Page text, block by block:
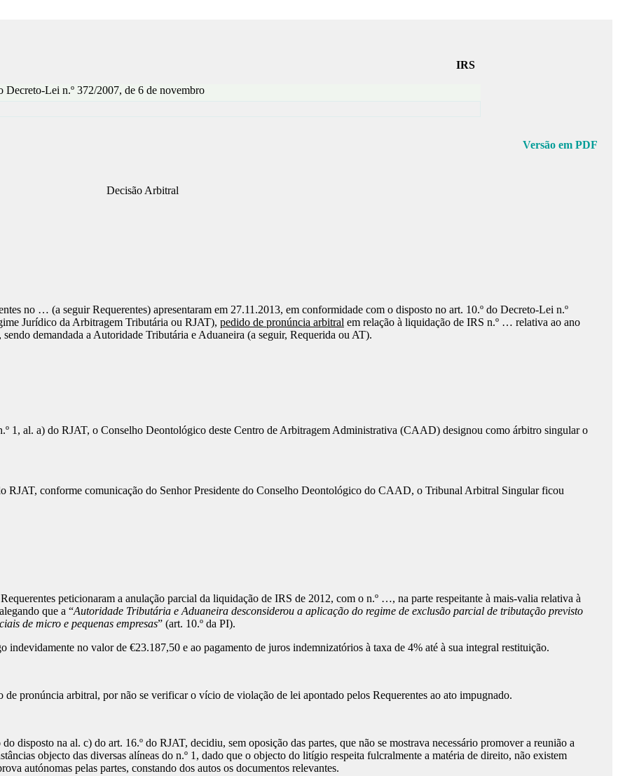
IRS
Decreto-Lei n.º 372/2007, de 6 de novembro
Versão em PDF
Decisão Arbitral
no … (a seguir Requerentes) apresentaram em 27.11.2013, em conformidade com o disposto no art. 10.º do Decreto-Lei n.º
Jurídico da Arbitragem Tributária ou RJAT), pedido de pronúncia arbitral em relação à liquidação de IRS n.º … relativa ao ano
demandada a Autoridade Tributária e Aduaneira (a seguir, Requerida ou AT).
1, al. a) do RJAT, o Conselho Deontológico deste Centro de Arbitragem Administrativa (CAAD) designou como árbitro singular o
RJAT, conforme comunicação do Senhor Presidente do Conselho Deontológico do CAAD, o Tribunal Arbitral Singular ficou
peticionaram a anulação parcial da liquidação de IRS de 2012, com o n.º …, na parte respeitante à mais-valia relativa à
que a “Autoridade Tributária e Aduaneira desconsiderou a aplicação do regime de exclusão parcial de tributação previsto
de micro e pequenas empresas” (art. 10.º da PI).
indevidamente no valor de €23.187,50 e ao pagamento de juros indemnizatórios à taxa de 4% até à sua integral restituição.
pronúncia arbitral, por não se verificar o vício de violação de lei apontado pelos Requerentes ao ato impugnado.
disposto na al. c) do art. 16.º do RJAT, decidiu, sem oposição das partes, que não se mostrava necessário promover a reunião a
objecto das diversas alíneas do n.º 1, dado que o objecto do litígio respeita fulcralmente a matéria de direito, não existem
autónomas pelas partes, constando dos autos os documentos relevantes.